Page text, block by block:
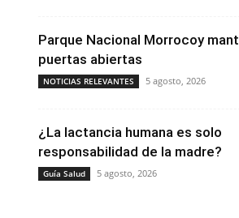
Parque Nacional Morrocoy
puertas abiertas
NOTICIAS RELEVANTES 5 agosto, 2026
¿La lactancia humana es solo
responsabilidad de la madre?
Guía Salud 5 agosto, 2026